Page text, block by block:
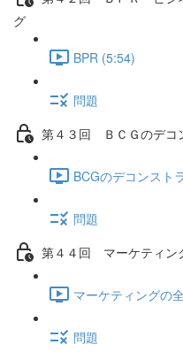
グ
BPR (5:54)
問題
第４３回 ＢＣＧのデコ
BCGのデコンスト
問題
第４４回 マーケティ
マーケティングの
問題